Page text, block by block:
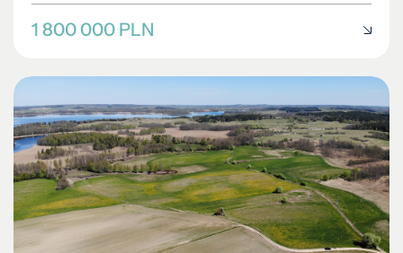
1 800 000 PLN